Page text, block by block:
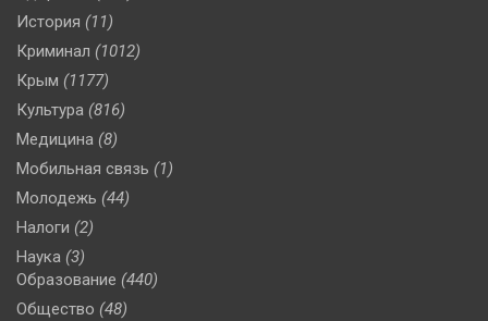
История (11)
Криминал (1012)
Крым (1177)
Культура (816)
Медицина (8)
Мобильная связь (1)
Молодежь (44)
Налоги (2)
Наука (3)
Образование (440)
Общество (48)